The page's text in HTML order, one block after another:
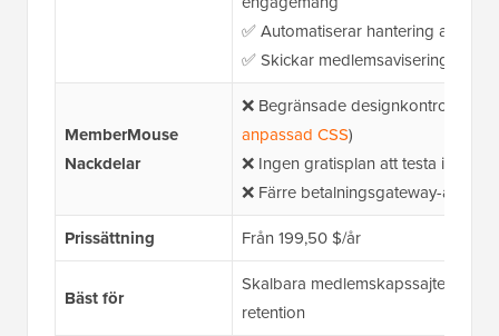
✅ Automatiserar hantering av
✅ Skickar medlemsaviseringar
MemberMouse
Nackdelar
❌ Begränsade designkontroller
anpassad CSS)
❌ Ingen gratisplan att testa innan
❌ Färre betalningsgateway-
Prissättning
Från 199,50 $/år
Bäst för
Skalbara medlemskapssajter
retention